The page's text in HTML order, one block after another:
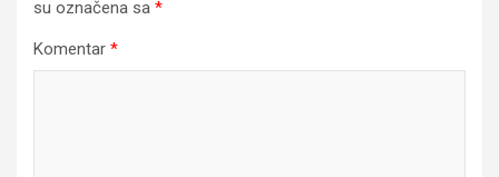
su označena sa *
Komentar *